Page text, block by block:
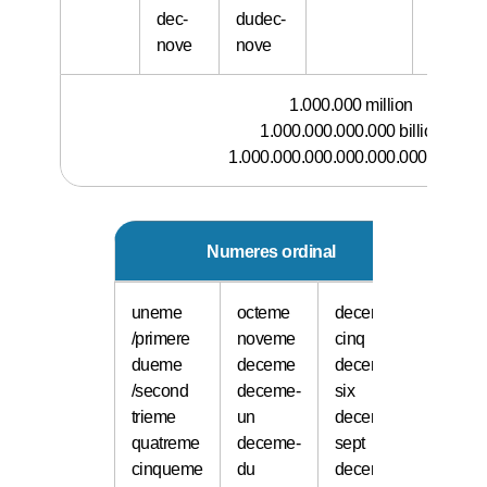
dec-
nove
dudec-
nove
1.000.000 million
1.000.000.000.000 billion
1.000.000.000.000.000.000 trillion
Numeres ordinal
uneme
/primere
dueme
/second
trieme
quatreme
cinqueme
octeme
noveme
deceme
deceme-
un
deceme-
du
deceme-
cinq
deceme-
six
deceme-
sept
deceme-